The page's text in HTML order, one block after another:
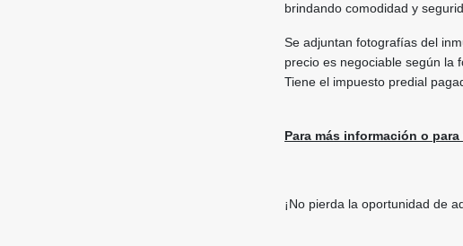
brindando comodidad y
Se adjuntan fotografías del
precio es negociable según la
Tiene el impuesto predial
Para más información o
¡No pierda la oportunidad de